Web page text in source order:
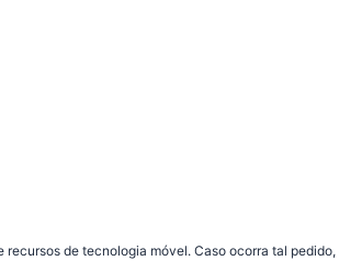
de tecnologia móvel. Caso ocorra tal